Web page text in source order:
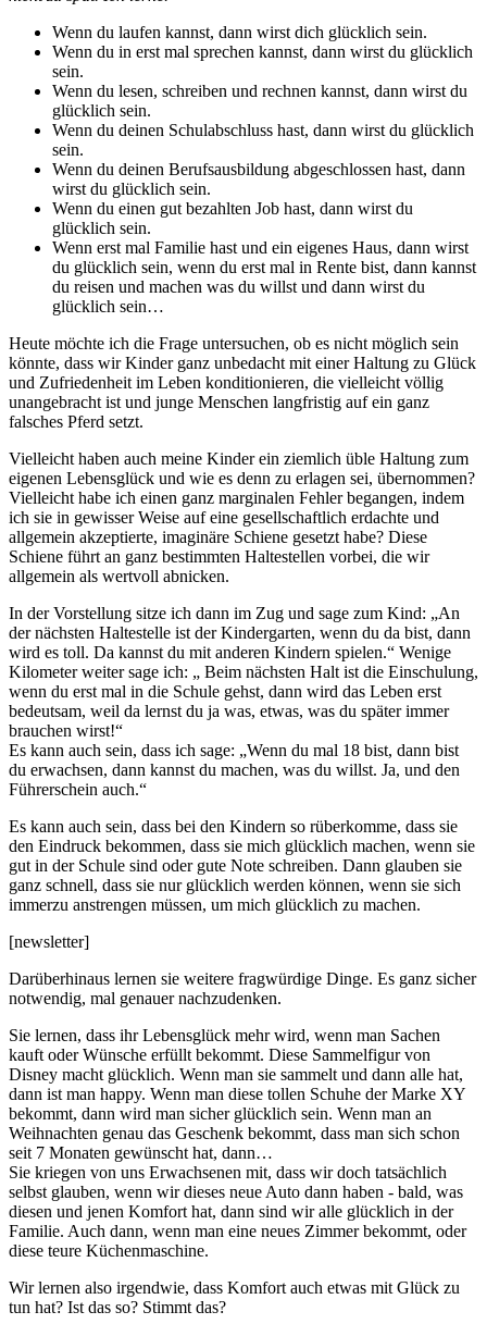
Wenn du laufen kannst, dann wirst dich glücklich sein.
Wenn du in erst mal sprechen kannst, dann wirst du glücklich
sein.
Wenn du lesen, schreiben und rechnen kannst, dann wirst du
glücklich sein.
Wenn du deinen Schulabschluss hast, dann wirst du glücklich
sein.
Wenn du deinen Berufsausbildung abgeschlossen hast, dann
wirst du glücklich sein.
Wenn du einen gut bezahlten Job hast, dann wirst du
glücklich sein.
Wenn erst mal Familie hast und ein eigenes Haus, dann wirst
du glücklich sein, wenn du erst mal in Rente bist, dann kannst
du reisen und machen was du willst und dann wirst du
glücklich sein…
Heute möchte ich die Frage untersuchen, ob es nicht möglich sein
könnte, dass wir Kinder ganz unbedacht mit einer Haltung zu Glück
und Zufriedenheit im Leben konditionieren, die vielleicht völlig
unangebracht ist und junge Menschen langfristig auf ein ganz
falsches Pferd setzt.
Vielleicht haben auch meine Kinder ein ziemlich üble Haltung zum
eigenen Lebensglück und wie es denn zu erlagen sei, übernommen?
Vielleicht habe ich einen ganz marginalen Fehler begangen, indem
ich sie in gewisser Weise auf eine gesellschaftlich erdachte und
allgemein akzeptierte, imaginäre Schiene gesetzt habe? Diese
Schiene führt an ganz bestimmten Haltestellen vorbei, die wir
allgemein als wertvoll abnicken.
In der Vorstellung sitze ich dann im Zug und sage zum Kind: „An
der nächsten Haltestelle ist der Kindergarten, wenn du da bist, dann
wird es toll. Da kannst du mit anderen Kindern spielen.“ Wenige
Kilometer weiter sage ich: „ Beim nächsten Halt ist die Einschulung,
wenn du erst mal in die Schule gehst, dann wird das Leben erst
bedeutsam, weil da lernst du ja was, etwas, was du später immer
brauchen wirst!“
Es kann auch sein, dass ich sage: „Wenn du mal 18 bist, dann bist
du erwachsen, dann kannst du machen, was du willst. Ja, und den
Führerschein auch.“
Es kann auch sein, dass bei den Kindern so rüberkomme, dass sie
den Eindruck bekommen, dass sie mich glücklich machen, wenn sie
gut in der Schule sind oder gute Note schreiben. Dann glauben sie
ganz schnell, dass sie nur glücklich werden können, wenn sie sich
immerzu anstrengen müssen, um mich glücklich zu machen.
[newsletter]
Darüberhinaus lernen sie weitere fragwürdige Dinge. Es ganz sicher
notwendig, mal genauer nachzudenken.
Sie lernen, dass ihr Lebensglück mehr wird, wenn man Sachen
kauft oder Wünsche erfüllt bekommt. Diese Sammelfigur von
Disney macht glücklich. Wenn man sie sammelt und dann alle hat,
dann ist man happy. Wenn man diese tollen Schuhe der Marke XY
bekommt, dann wird man sicher glücklich sein. Wenn man an
Weihnachten genau das Geschenk bekommt, dass man sich schon
seit 7 Monaten gewünscht hat, dann…
Sie kriegen von uns Erwachsenen mit, dass wir doch tatsächlich
selbst glauben, wenn wir dieses neue Auto dann haben - bald, was
diesen und jenen Komfort hat, dann sind wir alle glücklich in der
Familie. Auch dann, wenn man eine neues Zimmer bekommt, oder
diese teure Küchenmaschine.
Wir lernen also irgendwie, dass Komfort auch etwas mit Glück zu
tun hat? Ist das so? Stimmt das?